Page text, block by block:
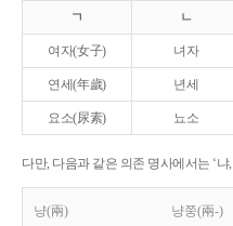
ㄱ ㄴ
여자(女子) 녀자
연세(年歲) 년세
요소(尿素) 뇨소
다만, 다음과 같은 의존 명사에서는 ‘냐
냥(兩) 냥쭝(兩-)